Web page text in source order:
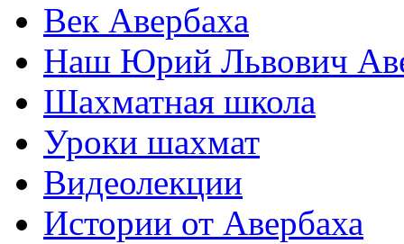
Век Авербаха
Наш Юрий Львович
Шахматная школа
Уроки шахмат
Видеолекции
Истории от Авербаха